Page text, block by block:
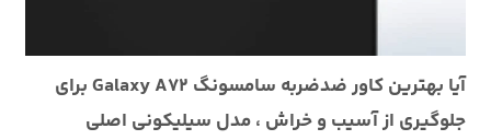
آیا بهترین کاور ضدضربه سامسونگ Galaxy A72 برای
جلوگیری از آسیب و خراش ، مدل سیلیکونی اصلی